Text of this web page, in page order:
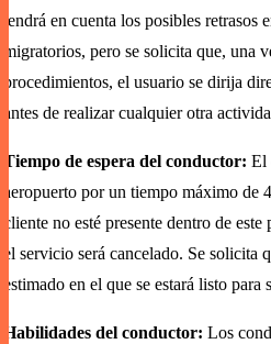
tendrá en cuenta los posibles retrasos
migratorios, pero se solicita que, una
procedimientos, el usuario se dirija
antes de realizar cualquier otra
Tiempo de espera del conductor: El
aeropuerto por un tiempo máximo de
cliente no esté presente dentro de
el servicio será cancelado. Se solicita
estimado en el que se estará listo
Habilidades del conductor: Los